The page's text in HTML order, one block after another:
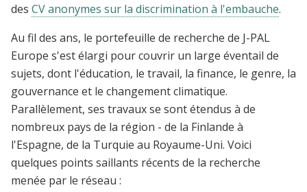
des CV anonymes sur la discrimination à l'embauche.
Au fil des ans, le portefeuille de recherche de J-PAL
Europe s'est élargi pour couvrir un large éventail de
sujets, dont l'éducation, le travail, la finance, le genre, la
gouvernance et le changement climatique.
Parallèlement, ses travaux se sont étendus à de
nombreux pays de la région - de la Finlande à
l'Espagne, de la Turquie au Royaume-Uni. Voici
quelques points saillants récents de la recherche
menée par le réseau :